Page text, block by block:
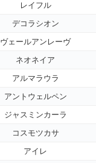
レイフル
デコラシオン
ヴェールアンレーヴ
ネオネイア
アルマラウラ
アントウェルペン
ジャスミンカーラ
コスモツカサ
アイレ